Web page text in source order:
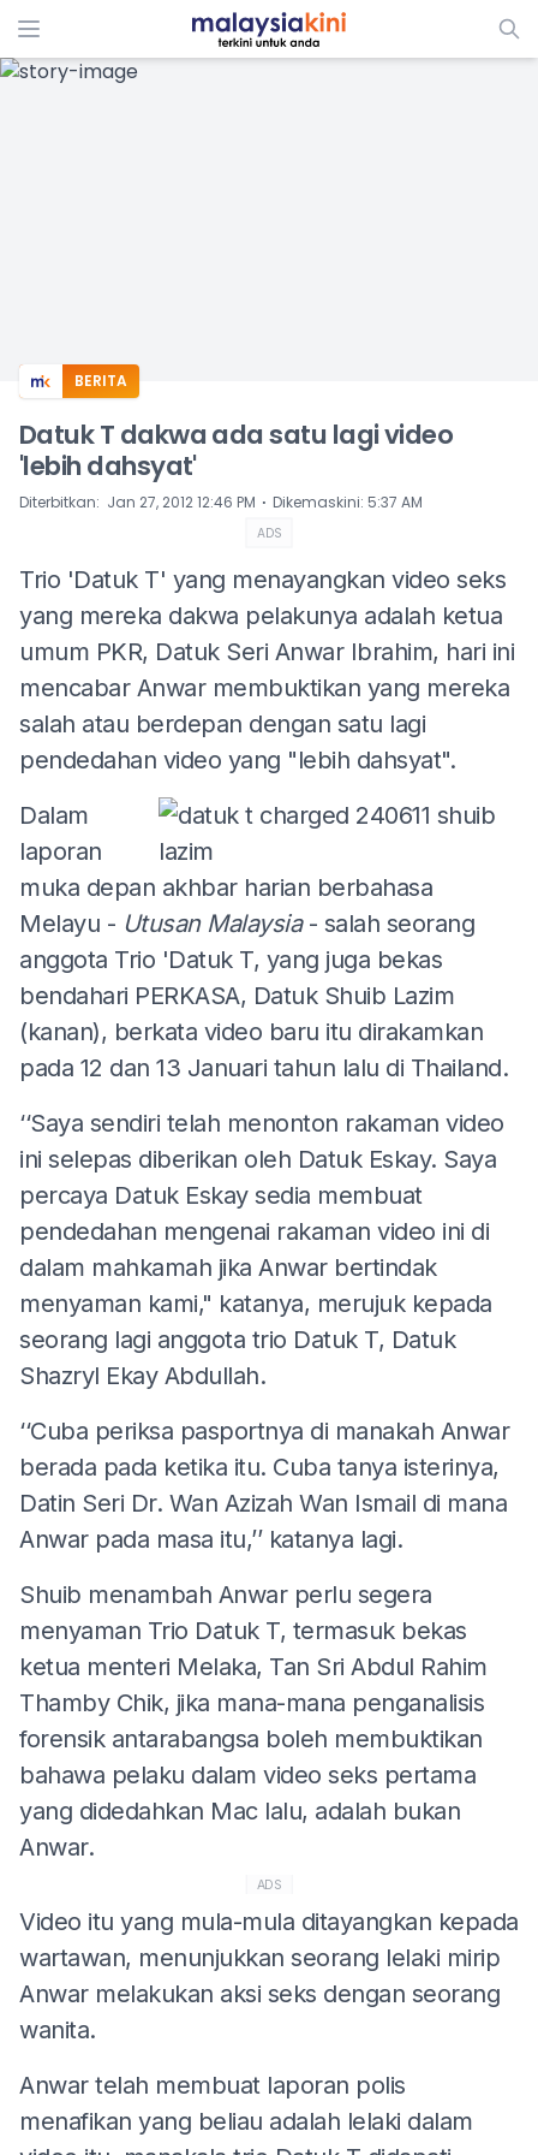
ADS
BERITA
Datuk T dakwa ada satu lagi video
'lebih dahsyat'
Diterbitkan: Jan 27, 2012 12:46 PM ⋅ Dikemaskini: 5:37 AM
ADS
Trio 'Datuk T' yang menayangkan video seks
yang mereka dakwa pelakunya adalah ketua
umum PKR, Datuk Seri Anwar Ibrahim, hari ini
mencabar Anwar membuktikan yang mereka
salah atau berdepan dengan satu lagi
pendedahan video yang "lebih dahsyat".
Dalam
laporan
muka depan akhbar harian berbahasa
Melayu - Utusan Malaysia - salah seorang
anggota Trio 'Datuk T, yang juga bekas
bendahari PERKASA, Datuk Shuib Lazim
(kanan), berkata video baru itu dirakamkan
pada 12 dan 13 Januari tahun lalu di Thailand.
‘‘Saya sendiri telah menonton rakaman video
ini selepas diberikan oleh Datuk Eskay. Saya
percaya Datuk Eskay sedia membuat
pendedahan mengenai rakaman video ini di
dalam mahkamah jika Anwar bertindak
menyaman kami," katanya, merujuk kepada
seorang lagi anggota trio Datuk T, Datuk
Shazryl Ekay Abdullah.
‘‘Cuba periksa pasportnya di manakah Anwar
berada pada ketika itu. Cuba tanya isterinya,
Datin Seri Dr. Wan Azizah Wan Ismail di mana
Anwar pada masa itu,’’ katanya lagi.
Shuib menambah Anwar perlu segera
menyaman Trio Datuk T, termasuk bekas
ketua menteri Melaka, Tan Sri Abdul Rahim
Thamby Chik, jika mana-mana penganalisis
forensik antarabangsa boleh membuktikan
bahawa pelaku dalam video seks pertama
yang didedahkan Mac lalu, adalah bukan
Anwar.
ADS
Video itu yang mula-mula ditayangkan kepada
wartawan, menunjukkan seorang lelaki mirip
Anwar melakukan aksi seks dengan seorang
wanita.
Anwar telah membuat laporan polis
menafikan yang beliau adalah lelaki dalam